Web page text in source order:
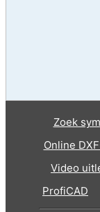
Zoek
Online
Video
ProfiCAD